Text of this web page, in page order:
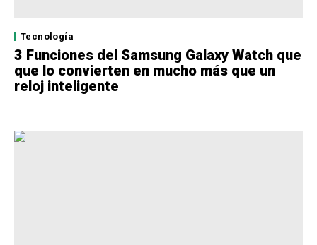
Tecnología
3 Funciones del Samsung Galaxy Watch que
que lo convierten en mucho más que un
reloj inteligente